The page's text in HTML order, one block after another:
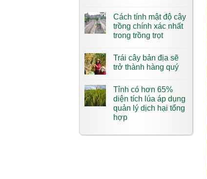
Cách tính mật độ cây
trồng chính xác nhất
trong trồng trọt
Trái cây bản địa sẽ
trở thành hàng quý
Tỉnh có hơn 65%
diện tích lúa áp dụng
quản lý dịch hại tổng
hợp